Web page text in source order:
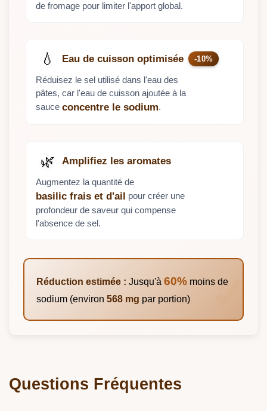
de fromage pour limiter l'apport global.
💧 Eau de cuisson optimisée -10%
Réduisez le sel utilisé dans l'eau des
pâtes, car l'eau de cuisson ajoutée à la
sauce concentre le sodium.
🌿 Amplifiez les aromates
Augmentez la quantité de
basilic frais et d'ail
pour créer une
profondeur de saveur qui compense
l'absence de sel.
Réduction estimée : Jusqu'à 60% moins de
sodium (environ 568 mg par portion)
Questions Fréquentes